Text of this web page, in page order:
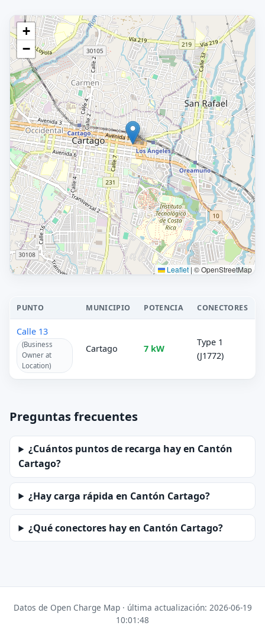
+
−
Leaflet | © OpenStreetMap
PUNTO MUNICIPIO POTENCIA CONECTORES
Calle 13
(Business
Owner at
Location)
Cartago 7 kW
Type 1
(J1772)
Preguntas frecuentes
¿Cuántos puntos de recarga hay en Cantón
Cartago?
¿Hay carga rápida en Cantón Cartago?
¿Qué conectores hay en Cantón Cartago?
Datos de Open Charge Map · última actualización: 2026-06-19
10:01:48